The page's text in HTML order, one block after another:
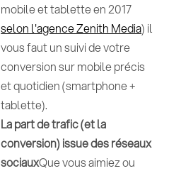
mobile et tablette en 2017
selon l'agence Zenith Media) il
vous faut un suivi de votre
conversion sur mobile précis
et quotidien (smartphone +
tablette).
La part de trafic (et la
conversion) issue des réseaux
sociauxQue vous aimiez ou